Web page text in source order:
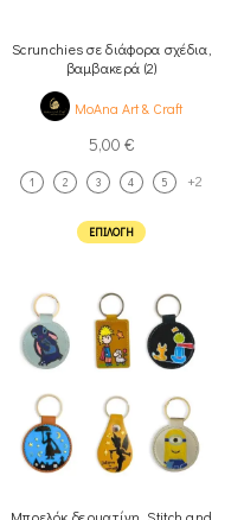
Scrunchies σε διάφορα σχέδια,
βαμβακερά (2)
MoAna Art & Craft
5,00 €
1 2 3 4 5 +2
ΕΠΙΛΟΓΉ